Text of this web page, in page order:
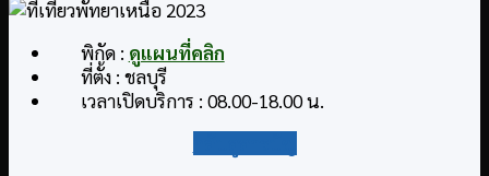
พิกัด : ดูแผนที่คลิก
ที่ตั้ง : ชลบุรี
เวลาเปิดบริการ : 08.00-18.00 น.